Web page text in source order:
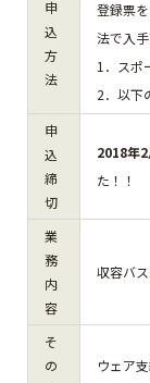
申
込
方
法
登録票
法で入手
1．スポ
2．以下
申
込
締
切
2018年
た！！
業
務
内
容
収容バ
そ
の
ウェア